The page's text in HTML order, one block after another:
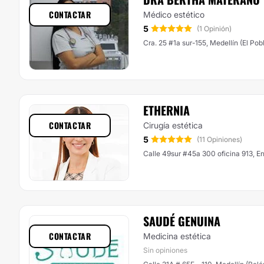
Médico estético
5
(1 Opinión)
Cra. 25 #1a sur-155, Medellín (El
CONTACTAR
ETHERNIA
Cirugía estética
5
(11 Opiniones)
Calle 49sur #45a 300 oficina 913,
CONTACTAR
SAUDÉ GENUINA
Medicina estética
Sin opiniones
CONTACTAR